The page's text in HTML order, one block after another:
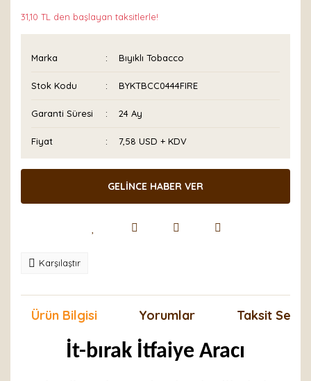
31,10 TL den başlayan taksitlerle!
Marka Bıyıklı Tobacco
Stok Kodu BYKTBCC0444FIRE
Garanti Süresi 24 Ay
Fiyat 7,58 USD + KDV
GELİNCE HABER VER
Karşılaştır
Ürün Bilgisi Yorumlar Taksit
İt-bırak İtfaiye Aracı